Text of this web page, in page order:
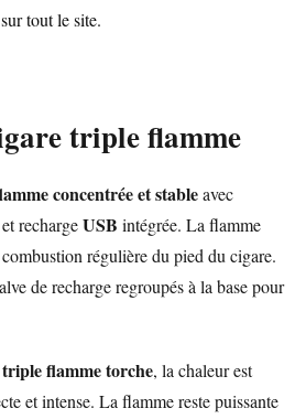
sur tout le site.
triple flamme
concentrée et stableavec
et rechargeUSB intégrée. La flamme
régulière du pied du cigare.
de recharge regroupés à la base pour
triple flamme torche, la chaleur est
et intense. La flamme reste puissante